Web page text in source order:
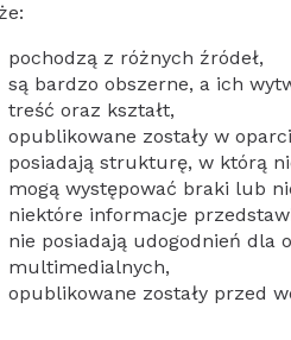
pochodzą z różnych źródeł,
są bardzo obszerne, a ich
treść oraz kształt,
opublikowane zostały w
posiadają strukturę, w którą
mogą występować braki lub
niektóre informacje
nie posiadają udogodnień dla
multimedialnych,
opublikowane zostały przed